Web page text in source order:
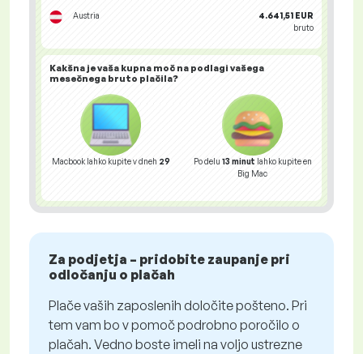
Austria
4.641,51 EUR
bruto
Kakšna je vaša kupna moč na podlagi vašega
mesečnega bruto plačila?
Macbook lahko kupite v dneh 29 Po delu 13 minut lahko kupite en
Big Mac
Za podjetja – pridobite zaupanje pri
odločanju o plačah
Plače vaših zaposlenih določite pošteno. Pri
tem vam bo v pomoč podrobno poročilo o
plačah. Vedno boste imeli na voljo ustrezne